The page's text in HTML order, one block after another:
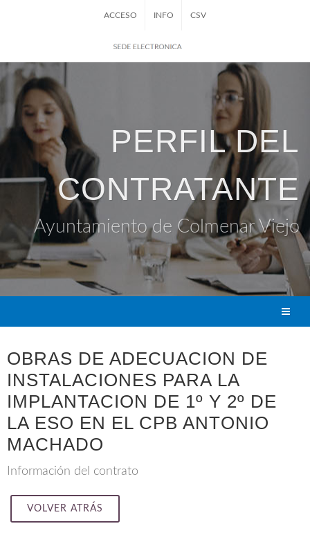
ACCESO INFO CSV
PERFIL DEL
CONTRATANTE
Ayuntamiento de Colmenar Viejo
OBRAS DE ADECUACION DE
INSTALACIONES PARA LA
IMPLANTACION DE 1º Y 2º DE
LA ESO EN EL CPB ANTONIO
MACHADO
Información del contrato
VOLVER ATRÁS